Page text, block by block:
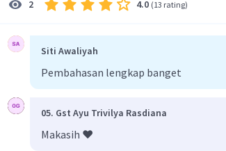
2 4.0 (13 rating)
Siti Awaliyah
Pembahasan lengkap banget
05. Gst Ayu Trivilya Rasdiana
Makasih ❤️